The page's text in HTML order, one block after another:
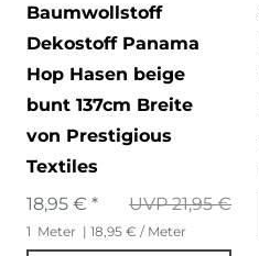
Baumwollstoff
Dekostoff Panama
Hop Hasen beige
bunt 137cm Breite
von Prestigious
Textiles
UVP 21,95 €
18,95 € *
1 Meter | 18,95 € / Meter